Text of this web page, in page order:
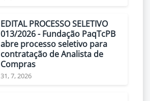
EDITAL PROCESSO SELETIVO
013/2026 - Fundação PaqTcPB
abre processo seletivo para
contratação de Analista de
Compras
31, 7, 2026